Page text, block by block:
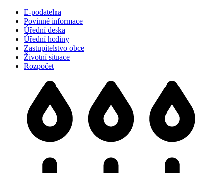
E-podatelna
Povinné informace
Úřední deska
Úřední hodiny
Zastupitelstvo obce
Životní situace
Rozpočet